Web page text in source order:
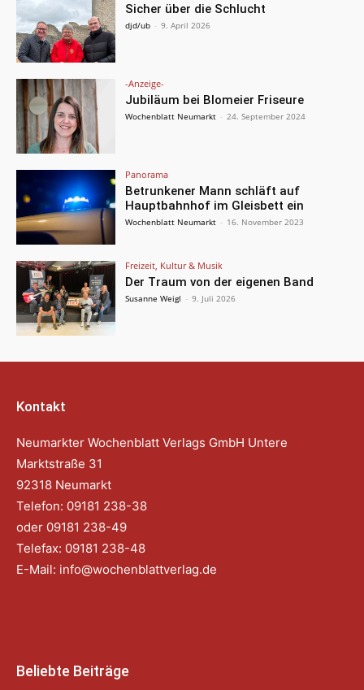
Sicher über die Schlucht
djd/ub - 9. April 2026
-Anzeige-
Jubiläum bei Blomeier Friseure
Wochenblatt Neumarkt - 24. September 2024
Panorama
Betrunkener Mann schläft auf
Hauptbahnhof im Gleisbett ein
Wochenblatt Neumarkt - 16. November 2023
Freizeit, Kultur & Musik
Der Traum von der eigenen Band
Susanne Weigl - 9. Juli 2026
Kontakt
Neumarkter Wochenblatt Verlags GmbH Untere
Marktstraße 31
92318 Neumarkt
Telefon: 09181 238-38
oder 09181 238-49
Telefax: 09181 238-48
E-Mail: info@wochenblattverlag.de
Beliebte Beiträge